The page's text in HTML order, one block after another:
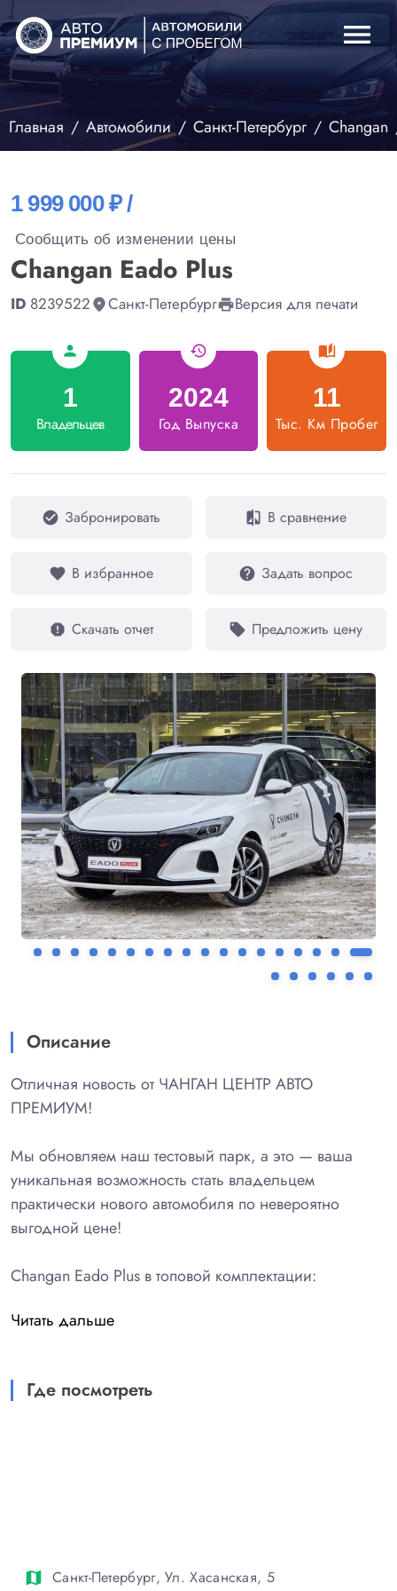
menu
Главная Автомобили Санкт-Петербург Changan
1 999 000 ₽ /
Сообщить об изменении цены
Changan Eado Plus
ID 8239522 fmd_goodСанкт-ПетербургprintВерсия для печати
person
1
Владельцев
history
2024
Год Выпуска
auto_stories
11
Тыс. Км Пробег
check_circle Забронировать compare В сравнение
favorite В избранное help Задать вопрос
report Скачать отчет local_offer Предложить цену
Описание
Отличная новость от ЧАНГАН ЦЕНТР АВТО
ПРЕМИУМ!
Мы обновляем наш тестовый парк, а это — ваша
уникальная возможность стать владельцем
практически нового автомобиля по невероятно
выгодной цене!
Changan Eado Plus в топовой комплектации:
Цена нового: 2 569 900 рублей
Читать дальше
Где посмотреть
map Санкт-Петербург, Ул. Хасанская, 5